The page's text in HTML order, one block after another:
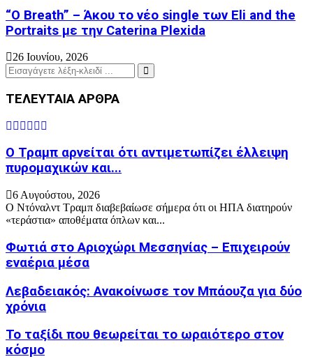
“O Breath” – Άκου το νέο single των Eli and the
Portraits με την Caterina Plexida
26 Ιουνίου, 2026
Search
for:
Search
ΤΕΛΕΥΤΑΙΑ ΑΡΘΡΑ
Ο Τραμπ αρνείται ότι αντιμετωπίζει έλλειψη
πυρομαχικών και...
6 Αυγούστου, 2026
Ο Ντόναλντ Τραμπ διαβεβαίωσε σήμερα ότι οι ΗΠΑ διατηρούν
«τεράστια» αποθέματα όπλων και...
Φωτιά στο Αριοχώρι Μεσσηνίας – Επιχειρούν
εναέρια μέσα
Λεβαδειακός: Ανακοίνωσε τον Μπάουζα για δύο
χρόνια
Το ταξίδι που θεωρείται το ωραιότερο στον
κόσμο